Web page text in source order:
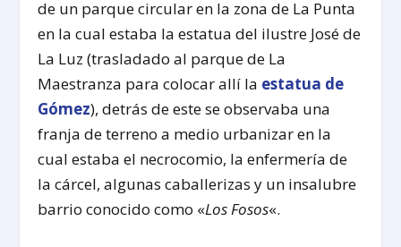
de un parque circular en la zona de La Punta
en la cual estaba la estatua del ilustre José de
La Luz (trasladado al parque de La
Maestranza para colocar allí la estatua de
Gómez), detrás de este se observaba una
franja de terreno a medio urbanizar en la
cual estaba el necrocomio, la enfermería de
la cárcel, algunas caballerizas y un insalubre
barrio conocido como «Los Fosos«.